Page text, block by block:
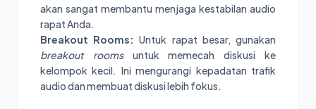
akan sangat membantu menjaga kestabilan audio
rapat Anda.
Breakout Rooms: Untuk rapat besar, gunakan
breakout roomsuntuk memecah diskusi ke
kelompok kecil. Ini mengurangi kepadatan trafik
audio dan membuat diskusi lebih fokus.